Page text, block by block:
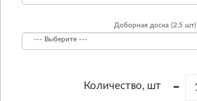
Доборная доска (2,5 шт)
Количество, шт -